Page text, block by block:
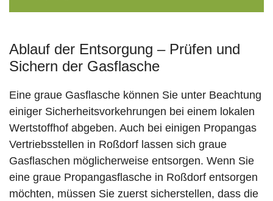
Ablauf der Entsorgung – Prüfen und
Sichern der Gasflasche
Eine graue Gasflasche können Sie unter Beachtung
einiger Sicherheitsvorkehrungen bei einem lokalen
Wertstoffhof abgeben. Auch bei einigen Propangas
Vertriebsstellen in Roßdorf lassen sich graue
Gasflaschen möglicherweise entsorgen. Wenn Sie
eine graue Propangasflasche in Roßdorf entsorgen
möchten, müssen Sie zuerst sicherstellen, dass die